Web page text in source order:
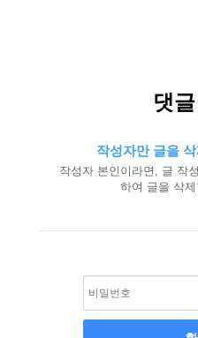
댓글
작성자만 글을
작성자 본인이라면, 글 작
하여 글을 삭